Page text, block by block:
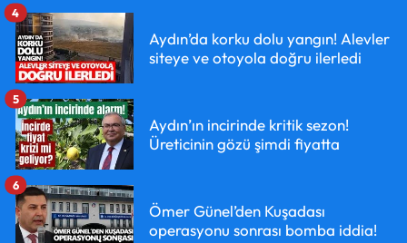
Aydın’da korku dolu yangın! Alevler
siteye ve otoyola doğru ilerledi
4
Aydın’ın incirinde kritik sezon!
Üreticinin gözü şimdi fiyatta
5
Ömer Günel’den Kuşadası
operasyonu sonrası bomba iddia!
6